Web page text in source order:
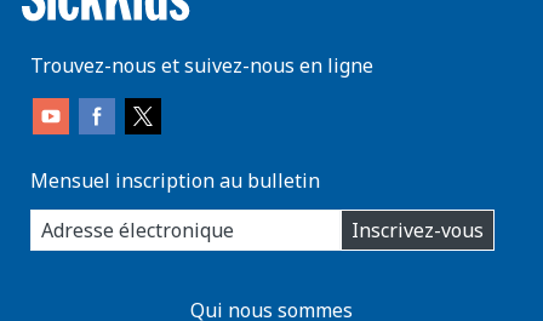
Trouvez-nous et suivez-nous en ligne
Mensuel inscription au bulletin
enter
you
email
Inscrivez-vous
AboutKidsHealthQui nous sommes